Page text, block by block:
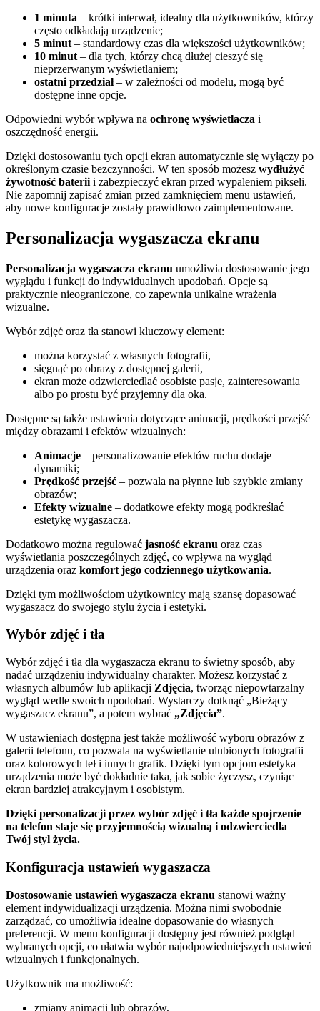
1 minuta – krótki interwał, idealny dla użytkowników, którzy
często odkładają urządzenie;
5 minut – standardowy czas dla większości użytkowników;
10 minut – dla tych, którzy chcą dłużej cieszyć się
nieprzerwanym wyświetlaniem;
ostatni przedział– w zależności od modelu, mogą być
dostępne inne opcje.
Odpowiedni wybór wpływa na ochronę wyświetlacza i
oszczędność energii.
Dzięki dostosowaniu tych opcji ekran automatycznie się wyłączy po
określonym czasie bezczynności. W ten sposób możesz wydłużyć
żywotność baterii i zabezpieczyć ekran przed wypaleniem pikseli.
Nie zapomnij zapisać zmian przed zamknięciem menu ustawień,
aby nowe konfiguracje zostały prawidłowo zaimplementowane.
Personalizacja wygaszacza ekranu
Personalizacja wygaszacza ekranu umożliwia dostosowanie jego
wyglądu i funkcji do indywidualnych upodobań. Opcje są
praktycznie nieograniczone, co zapewnia unikalne wrażenia
wizualne.
Wybór zdjęć oraz tła stanowi kluczowy element:
można korzystać z własnych fotografii,
sięgnąć po obrazy z dostępnej galerii,
ekran może odzwierciedlać osobiste pasje, zainteresowania
albo po prostu być przyjemny dla oka.
Dostępne są także ustawienia dotyczące animacji, prędkości przejść
między obrazami i efektów wizualnych:
Animacje – personalizowanie efektów ruchu dodaje
dynamiki;
Prędkość przejść – pozwala na płynne lub szybkie zmiany
obrazów;
Efekty wizualne – dodatkowe efekty mogą podkreślać
estetykę wygaszacza.
Dodatkowo można regulować jasność ekranu oraz czas
wyświetlania poszczególnych zdjęć, co wpływa na wygląd
urządzenia oraz komfort jego codziennego użytkowania.
Dzięki tym możliwościom użytkownicy mają szansę dopasować
wygaszacz do swojego stylu życia i estetyki.
Wybór zdjęć i tła
Wybór zdjęć i tła dla wygaszacza ekranu to świetny sposób, aby
nadać urządzeniu indywidualny charakter. Możesz korzystać z
własnych albumów lub aplikacji Zdjęcia, tworząc niepowtarzalny
wygląd wedle swoich upodobań. Wystarczy dotknąć „Bieżący
wygaszacz ekranu”, a potem wybrać „Zdjęcia”.
W ustawieniach dostępna jest także możliwość wyboru obrazów z
galerii telefonu, co pozwala na wyświetlanie ulubionych fotografii
oraz kolorowych teł i innych grafik. Dzięki tym opcjom estetyka
urządzenia może być dokładnie taka, jak sobie życzysz, czyniąc
ekran bardziej atrakcyjnym i osobistym.
Dzięki personalizacji przez wybór zdjęć i tła każde spojrzenie
na telefon staje się przyjemnością wizualną i odzwierciedla
Twój styl życia.
Konfiguracja ustawień wygaszacza
Dostosowanie ustawień wygaszacza ekranu stanowi ważny
element indywidualizacji urządzenia. Można nimi swobodnie
zarządzać, co umożliwia idealne dopasowanie do własnych
preferencji. W menu konfiguracji dostępny jest również podgląd
wybranych opcji, co ułatwia wybór najodpowiedniejszych ustawień
wizualnych i funkcjonalnych.
Użytkownik ma możliwość:
zmiany animacji lub obrazów,